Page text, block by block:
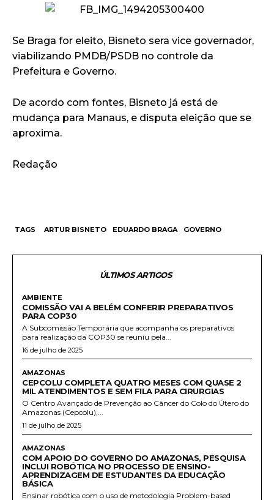
Se Braga for eleito, Bisneto sera vice governador,
viabilizando PMDB/PSDB no controle da
Prefeitura e Governo.
De acordo com fontes, Bisneto já está de
mudança para Manaus, e disputa eleição que se
aproxima.
Redação
TAGS ARTUR BISNETO EDUARDO BRAGA GOVERNO
ÚLTIMOS ARTIGOS
AMBIENTE
COMISSÃO VAI A BELÉM CONFERIR PREPARATIVOS
PARA COP30
A Subcomissão Temporária que acompanha os preparativos
para realização da COP30 se reuniu pela...
16 de julho de 2025
AMAZONAS
CEPCOLU COMPLETA QUATRO MESES COM QUASE 2
MIL ATENDIMENTOS E SEM FILA PARA CIRURGIAS
O Centro Avançado de Prevenção ao Câncer do Colo do Útero do
Amazonas (Cepcolu),...
11 de julho de 2025
AMAZONAS
COM APOIO DO GOVERNO DO AMAZONAS, PESQUISA
INCLUI ROBÓTICA NO PROCESSO DE ENSINO-
APRENDIZAGEM DE ESTUDANTES DA EDUCAÇÃO
BÁSICA
Ensinar robótica com o uso de metodologia Problem-based